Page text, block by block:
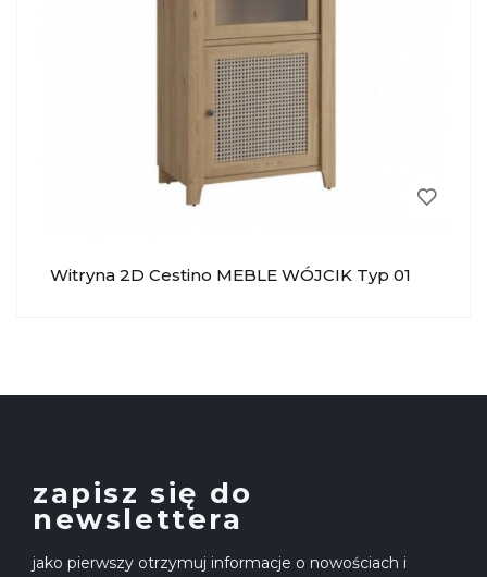
Witryna 2D Cestino MEBLE WÓJCIK Typ 01
zapisz się do
newslettera
jako pierwszy otrzymuj informacje o nowościach i